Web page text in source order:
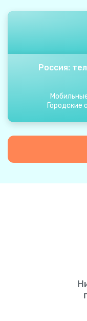
Россия:
Городские